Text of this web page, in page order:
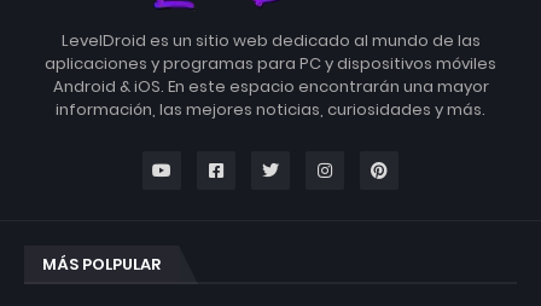
LevelDroid es un sitio web dedicado al mundo de las
aplicaciones y programas para PC y dispositivos móviles
Android & iOS. En este espacio encontrarán una mayor
información, las mejores noticias, curiosidades y más.
MÁS POLPULAR